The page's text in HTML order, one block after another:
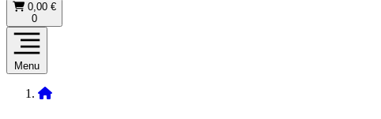
0,00 €
0
Menu